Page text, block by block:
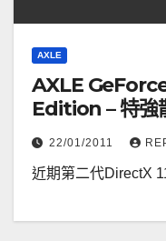
AXLE
AXLE
Edition – 特強
22/01/2011
近期第二代DirectX